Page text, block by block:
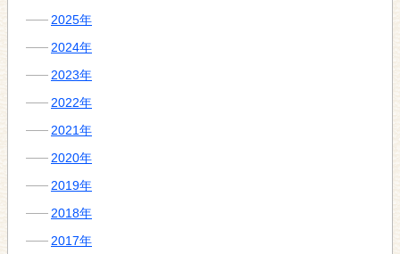
2025年
2024年
2023年
2022年
2021年
2020年
2019年
2018年
2017年